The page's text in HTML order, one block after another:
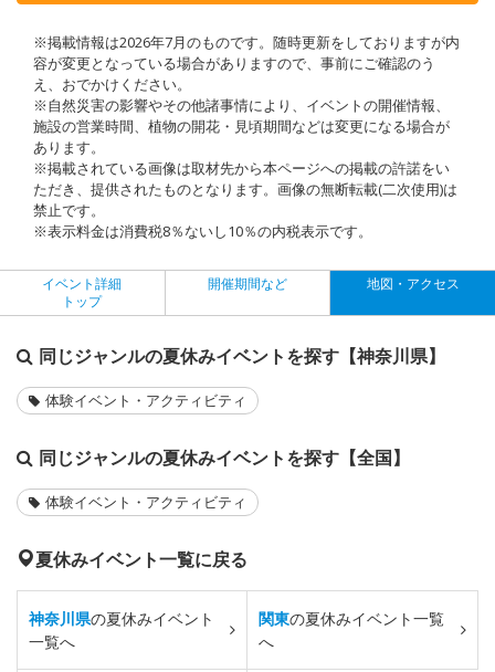
※掲載情報は2026年7月のものです。随時更新をしておりますが内
容が変更となっている場合がありますので、事前にご確認のう
え、おでかけください。
※自然災害の影響やその他諸事情により、イベントの開催情報、
施設の営業時間、植物の開花・見頃期間などは変更になる場合が
あります。
※掲載されている画像は取材先から本ページへの掲載の許諾をい
ただき、提供されたものとなります。画像の無断転載(二次使用)は
禁止です。
※表示料金は消費税8％ないし10％の内税表示です。
イベント詳細
トップ
開催期間など 地図・アクセス
同じジャンルの夏休みイベントを探す【神奈川県】
体験イベント・アクティビティ
同じジャンルの夏休みイベントを探す【全国】
体験イベント・アクティビティ
夏休みイベント一覧に戻る
神奈川県の夏休みイベント
一覧へ
関東の夏休みイベント一覧
へ